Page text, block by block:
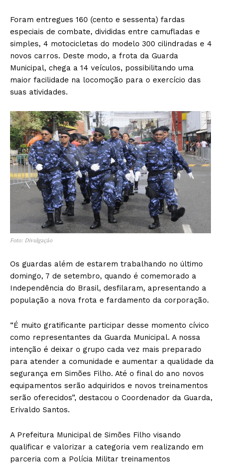
Foram entregues 160 (cento e sessenta) fardas
especiais de combate, divididas entre camufladas e
simples, 4 motocicletas do modelo 300 cilindradas e 4
novos carros. Deste modo, a frota da Guarda
Municipal, chega a 14 veículos, possibilitando uma
maior facilidade na locomoção para o exercício das
suas atividades.
Foto: Divulgação
Os guardas além de estarem trabalhando no último
domingo, 7 de setembro, quando é comemorado a
Independência do Brasil, desfilaram, apresentando a
população a nova frota e fardamento da corporação.
“É muito gratificante participar desse momento cívico
como representantes da Guarda Municipal. A nossa
intenção é deixar o grupo cada vez mais preparado
para atender a comunidade e aumentar a qualidade da
segurança em Simões Filho. Até o final do ano novos
equipamentos serão adquiridos e novos treinamentos
serão oferecidos”, destacou o Coordenador da Guarda,
Erivaldo Santos.
A Prefeitura Municipal de Simões Filho visando
qualificar e valorizar a categoria vem realizando em
parceria com a Polícia Militar treinamentos